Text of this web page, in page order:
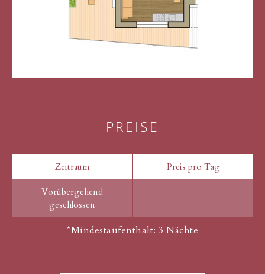
PREISE
Zeitraum Preis pro Tag
Vorübergehend
geschlossen
*Mindestaufenthalt: 3 Nächte